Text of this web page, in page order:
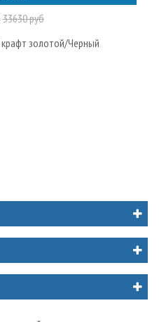
33630 руб
золотой/Черный